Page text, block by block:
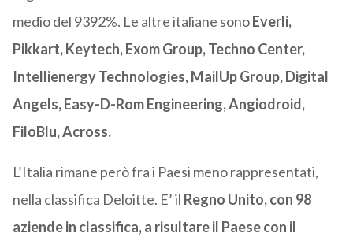
medio del 9392%. Le altre italiane sonoEverli,
Pikkart, Keytech, Exom Group, Techno Center,
Intellienergy Technologies, MailUp Group, Digital
Angels, Easy-D-Rom Engineering, Angiodroid,
FiloBlu, Across.
L’Italia rimane però fra i Paesi meno rappresentati,
nella classifica Deloitte. E’ il Regno Unito, con 98
aziende in classifica, a risultare il Paese con il